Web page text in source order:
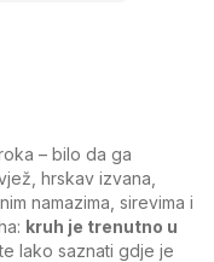
– bilo da ga
hrskav izvana,
namazima, sirevima i
kruh je trenutno u
lako saznati gdje je